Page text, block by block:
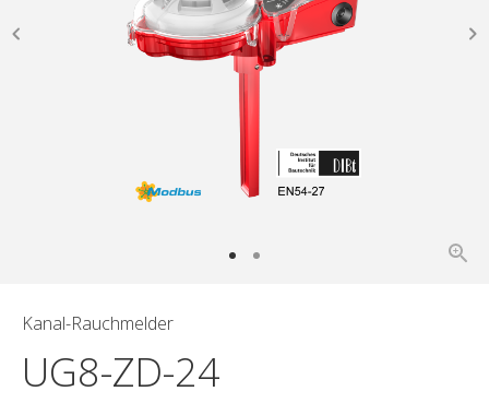
Kanal-Rauchmelder
UG8-ZD-24